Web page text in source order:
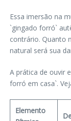
Essa imersão na
`gingado forró`
contrário. Quanto
natural será sua
A prática de ouvir
forró em casa`.
Elemento